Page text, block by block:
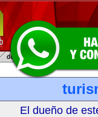
El dueño de